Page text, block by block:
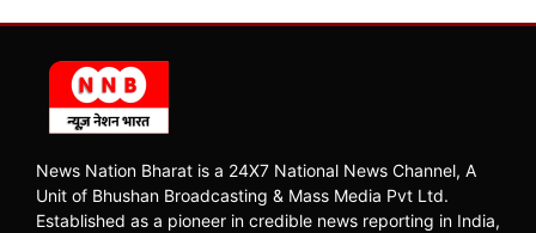
News Nation Bharat is a 24X7 National News Channel, A
Unit of Bhushan Broadcasting & Mass Media Pvt Ltd.
Established as a pioneer in credible news reporting in India,